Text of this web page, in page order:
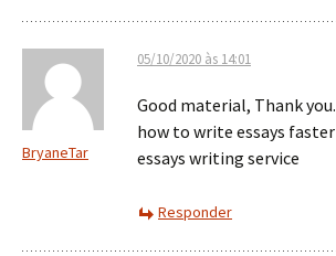
BryaneTar
05/10/2020 às 14:01
Good material, Thank you.
how to write essays faster
essays writing service
Responder